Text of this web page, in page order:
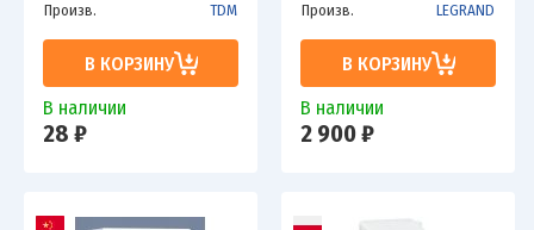
Произв.
TDM
В КОРЗИНУ
В наличии
28 ₽
Произв.
LEGRAND
В КОРЗИНУ
В наличии
2 900 ₽